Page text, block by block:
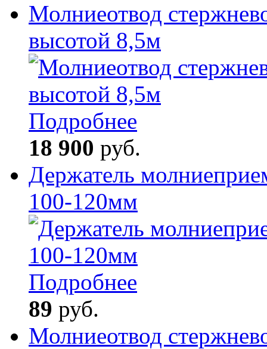
Молниеотвод
высотой 8,5м
Подробнее
18 900 руб.
Держатель
100-120мм
Подробнее
89 руб.
Молниеотвод